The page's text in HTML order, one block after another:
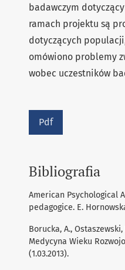
badawczym
ramach projektu są
dotyczących
omówiono problemy
wobec uczestników
Pdf
Bibliografia
American Psychological
pedagogice. E.
Borucka, A.,
Medycyna Wieku
(1.03.2013).